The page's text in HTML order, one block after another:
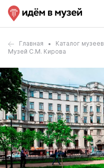
Главная Каталог музеев
Музей С.М. Кирова